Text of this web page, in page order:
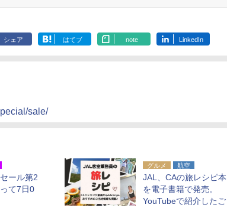
シェア はてブ note LinkedIn
sale/
ール第2
て7日0
グルメ 航空
JAL、CAの旅レシピ本
を電子書籍で発売。
YouTubeで紹介したご